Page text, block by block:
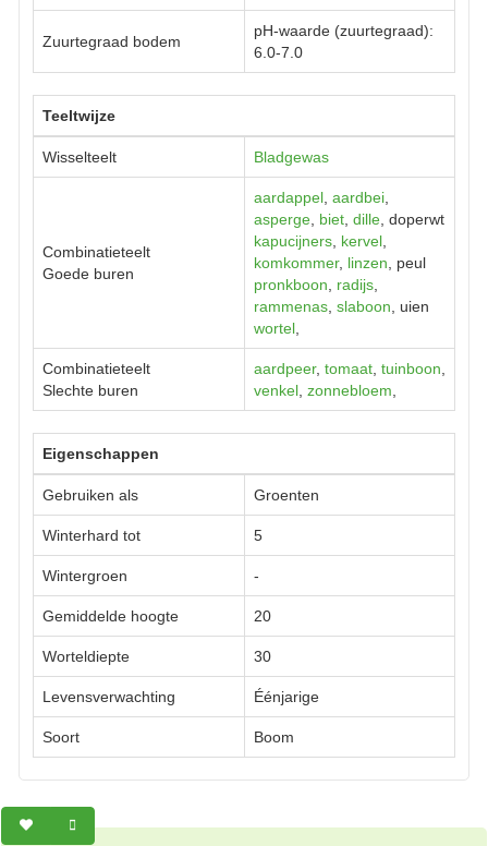
Zuurtegraad bodem
pH-waarde (zuurtegraad):
6.0-7.0
Teeltwijze
Wisselteelt Bladgewas
Combinatieteelt
Goede buren
aardappel aardbei
asperge biet dille , doperwt
kapucijners kervel
komkommer, linzen , peul
pronkboon
radijs
rammenas slaboon , uien
wortel
Combinatieteelt
Slechte buren
aardpeer, tomaat tuinboon
venkel zonnebloem
Eigenschappen
Gebruiken als Groenten
Winterhard tot 5
Wintergroen -
Gemiddelde hoogte 20
Worteldiepte 30
Levensverwachting Éénjarige
Soort Boom